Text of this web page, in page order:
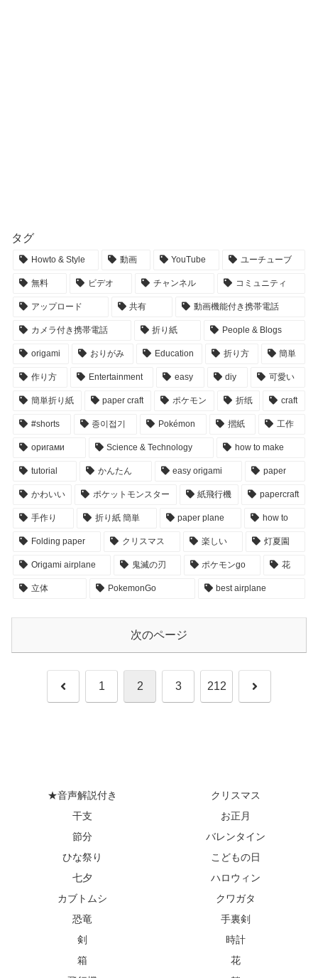
タグ
Howto & Style 動画 YouTube ユーチューブ
無料 ビデオ チャンネル コミュニティ
アップロード 共有 動画機能付き携帯電話
カメラ付き携帯電話 折り紙 People & Blogs
origami おりがみ Education 折り方 簡単
作り方 Entertainment easy diy 可愛い
簡単折り紙 paper craft ポケモン 折纸 craft
#shorts 종이접기 Pokémon 摺紙 工作
оригами Science & Technology how to make
tutorial かんたん easy origami paper
かわいい ポケットモンスター 紙飛行機 papercraft
手作り 折り紙 簡単 paper plane how to
Folding paper クリスマス 楽しい 灯夏園
Origami airplane 鬼滅の刃 ポケモンgo 花
立体 PokemonGo best airplane
次のページ
前 1 2 3 212 次
★音声解説付き
クリスマス
干支
お正月
節分
バレンタイン
ひな祭り
こどもの日
七夕
ハロウィン
カブトムシ
クワガタ
恐竜
手裏剣
剣
時計
箱
花